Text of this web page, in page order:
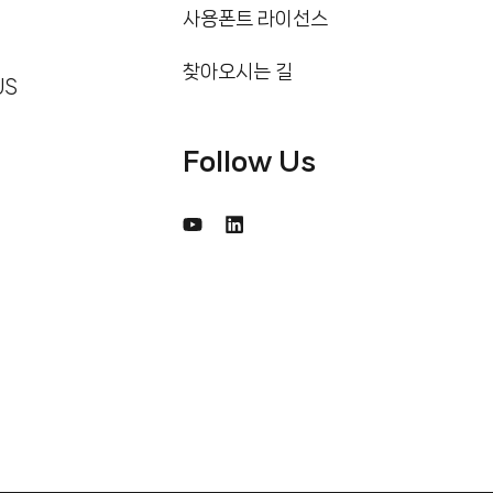
사용폰트 라이선스
찾아오시는 길
Follow Us